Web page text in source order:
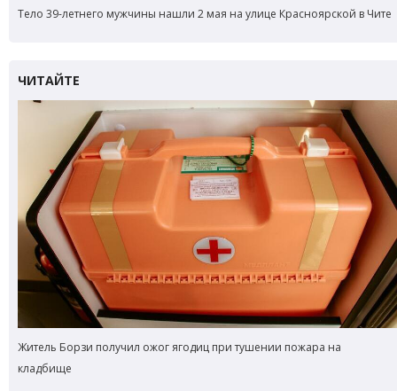
Тело 39-летнего мужчины нашли 2 мая на улице Красноярской в Чите
Житель Борзи получил ожог ягодиц при тушении пожара на
кладбище